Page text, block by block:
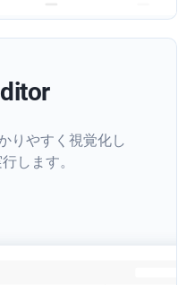
りやすく視覚化し
します。